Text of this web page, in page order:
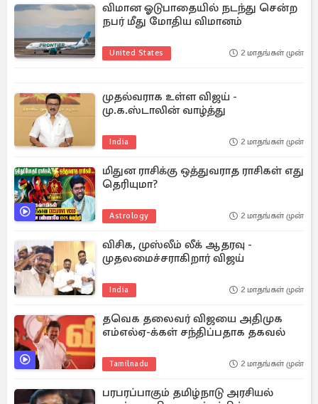
விமான ஓடுபாதையில் நடந்து சென்ற
நபர் மீது மோதிய விமானம்
United States 2 மாதங்கள் முன்
முதல்வராக உள்ள விஜய் -
மு.க.ஸ்டாலின் வாழ்த்து
India 2 மாதங்கள் முன்
மிதுன ராசிக்கு ஒத்துவராத ராசிகள் எது
தெரியுமா?
Astrology 2 மாதங்கள் முன்
விசிக, முஸ்லீம் லீக் ஆதரவு -
முதலமைச்சராகிறார் விஜய்
India 2 மாதங்கள் முன்
தவெக தலைவர் விஜயை அதிமுக
எம்எல்ஏ-க்கள் சந்திப்பதாக தகவல்
Tamilnadu 2 மாதங்கள் முன்
பரபரப்பாகும் தமிழ்நாடு அரசியல்